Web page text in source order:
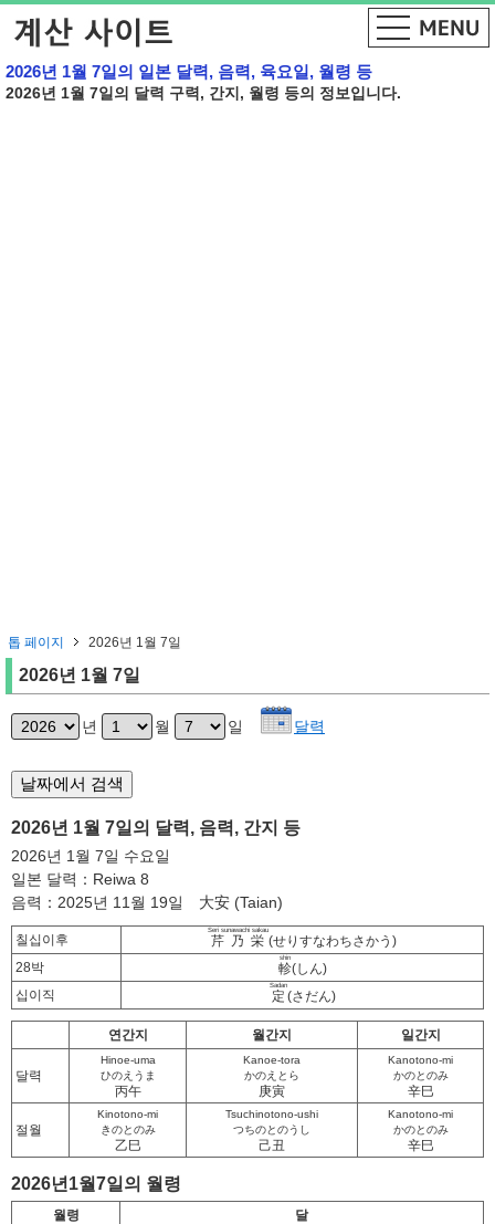
2026년 1월 7일의 일본 달력, 음력, 육요일, 월령 등
2026년 1월 7일의 달력 구력, 간지, 월령 등의 정보입니다.
톱 페이지 2026년 1월 7일
2026년 1월 7일
년 월 일 달력
2026년 1월 7일의 달력, 음력, 간지 등
2026년 1월 7일 수요일
일본 달력：Reiwa 8
음력：2025년 11월 19일 大安 (Taian)
칠십이후 芹乃栄
Seri sunawachi sakau
(せりすなわちさかう)
28박
軫
shin
(しん)
십이직
定
Sadan
(さだん)
연간지 월간지 일간지
달력
Hinoe-uma
ひのえうま
丙午
Kanoe-tora
かのえとら
庚寅
Kanotono-mi
かのとのみ
辛巳
절월
Kinotono-mi
きのとのみ
乙巳
Tsuchinotono-ushi
つちのとのうし
己丑
Kanotono-mi
かのとのみ
辛巳
2026년1월7일의 월령
월령 달